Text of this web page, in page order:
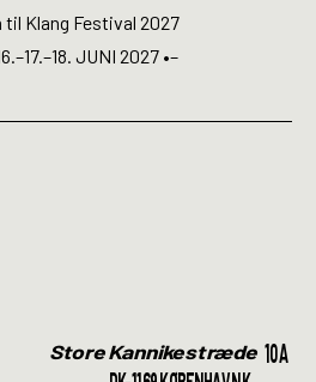
til Klang Festival 2027
JUNI 2027 •–
Store Kannikestræde 10A